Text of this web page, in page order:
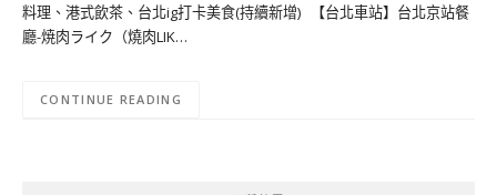
料理、港式飲茶、台北ig打卡美食(持續新增) 【台北車站】台北京站餐
廳-焼肉ライク（燒肉LIK…
CONTINUE READING